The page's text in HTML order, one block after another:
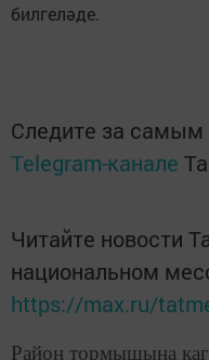
билгеләде.
Следите за
Telegram-канале
Читайте новости
национальном
https://max.ru/
Район тормышына